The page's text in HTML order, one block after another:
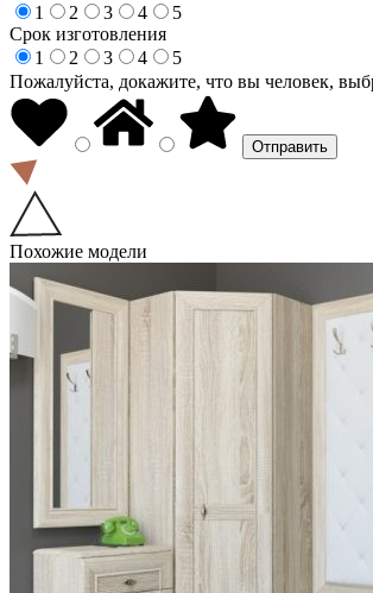
1
2 3 4
5
Срок изготовления
1
2 3 4
5
Пожалуйста, докажите, что вы человек,
Похожие модели